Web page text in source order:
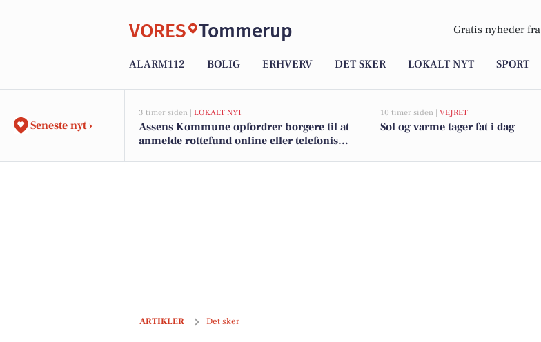
VORES Tommerup Gratis nyheder fra
ALARM112 BOLIG ERHVERV DET SKER LOKALT NYT SPORT
Seneste nyt ›
3 timer siden | LOKALT NYT
Assens Kommune opfordrer borgere til at
anmelde rottefund online eller telefonisk
10 timer siden | VEJRET
Sol og varme tager fat i dag
ARTIKLER Det sker
Nye virksomheder i Tommerup i sidste måned